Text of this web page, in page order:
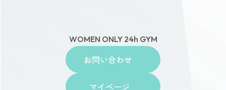
WOMEN ONLY 24h GYM
お問い合わせ
マイページ